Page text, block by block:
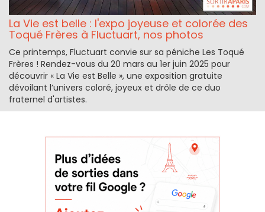
La Vie est belle : l'expo joyeuse et colorée des
Toqué Frères à Fluctuart, nos photos
Ce printemps, Fluctuart convie sur sa péniche Les Toqué
Frères ! Rendez-vous du 20 mars au 1er juin 2025 pour
découvrir « La Vie est Belle », une exposition gratuite
dévoilant l’univers coloré, joyeux et drôle de ce duo
fraternel d'artistes.